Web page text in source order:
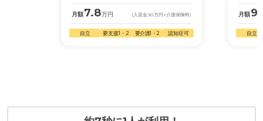
月額7.8万円 (入居金30万円 +介護保険料)
自立 要支援1・2 要介護1・2 認知症可
月額
自立